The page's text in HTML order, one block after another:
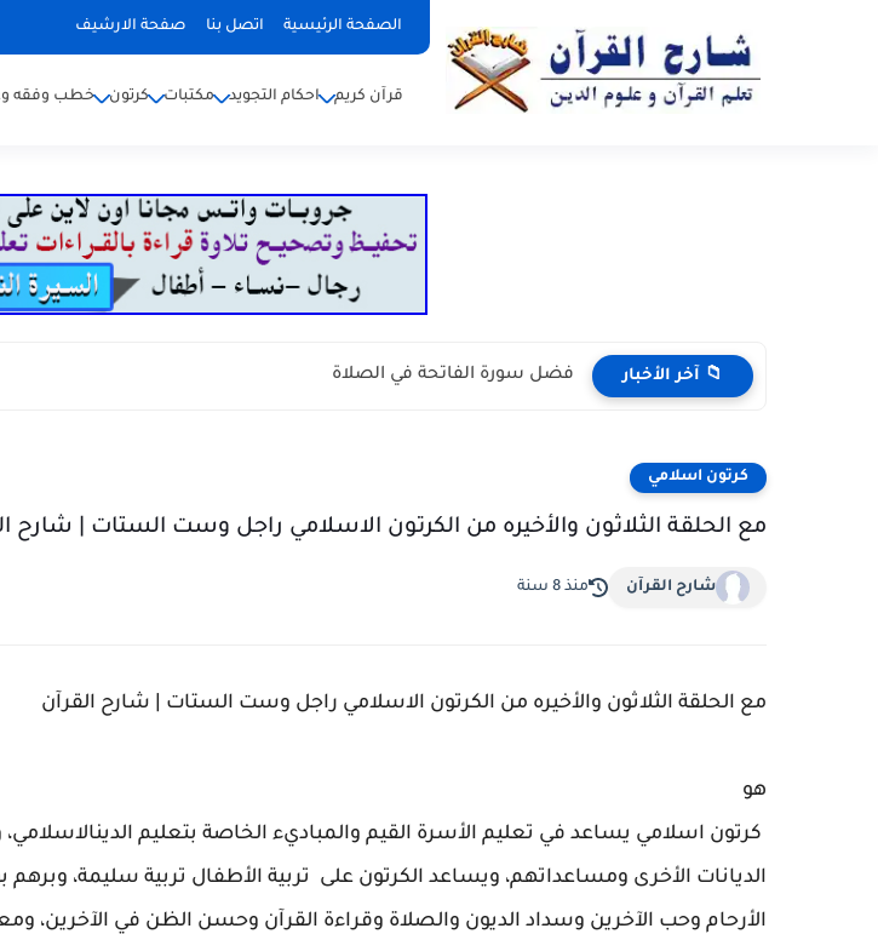
الصفحة الرئيسية اتصل بنا صفحة الارشيف
قرآن كريم احكام التجويد مكتبات كرتون خطب وفقه
📁 آخر الأخبار فضل سورة الفاتحة في الصلاة
كرتون اسلامي
مع الحلقة الثلاثون والأخيره من الكرتون الاسلامي راجل وست الستات | شارح
شارح القرآن منذ 8 سنة
مع الحلقة الثلاثون والأخيره من الكرتون الاسلامي راجل وست الستات | شارح القرآن
هو
كرتون اسلامي يساعد في تعليم الأسرة القيم والمباديء الخاصة بتعليم
الديانات الأخرى ومساعداتهم، ويساعد الكرتون على تربية الأطفال تربية سليمة، وبرهم
الأرحام وحب الآخرين وسداد الديون والصلاة وقراءة القرآن وحسن الظن في الآخرين،